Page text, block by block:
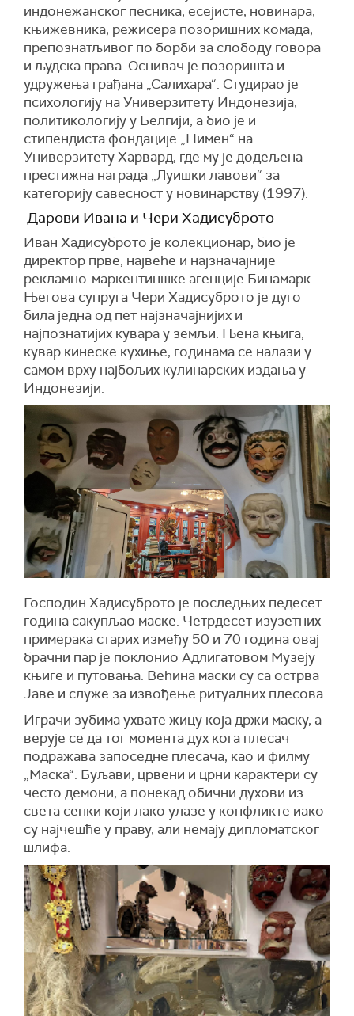
индонежанског песника, есејисте, новинара,
књижевника, режисера позоришних комада,
препознатљивог по борби за слободу говора
и људска права. Оснивач је позоришта и
удружења грађана „Салихара“. Студирао је
психологију на Универзитету Индонезија,
политикологију у Белгији, а био је и
стипендиста фондације „Нимен“ на
Универзитету Харвард, где му је додељена
престижна награда „Луишки лавови“ за
категорију савесност у новинарству (1997).
Дарови Ивана и Чери Хадисуброто
Иван Хадисуброто је колекционар, био је
директор прве, највеће и најзначајније
рекламно-маркентиншке агенције Бинамарк.
Његова супруга Чери Хадисуброто је дуго
била једна од пет најзначајнијих и
најпознатијих кувара у земљи. Њена књига,
кувар кинеске кухиње, годинама се налази у
самом врху најбољих кулинарских издања у
Индонезији.
Господин Хадисуброто је последњих педесет
година сакупљао маске. Четрдесет изузетних
примерака старих између 50 и 70 година овај
брачни пар је поклонио Адлигатовом Музеју
књиге и путовања. Већина маски су са острва
Јаве и служе за извођење ритуалних плесова.
Играчи зубима ухвате жицу која држи маску, а
верује се да тог момента дух кога плесач
подражава запоседне плесача, као и филму
„Маска“. Буљави, црвени и црни карактери су
често демони, а понекад обични духови из
света сенки који лако улазе у конфликте иако
су најчешће у праву, али немају дипломатског
шлифа.